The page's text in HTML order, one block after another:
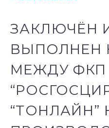
ЗАКЛЮЧЁН
ВЫПОЛНЕН
МЕЖДУ ФКП
“ТОНЛАЙН”